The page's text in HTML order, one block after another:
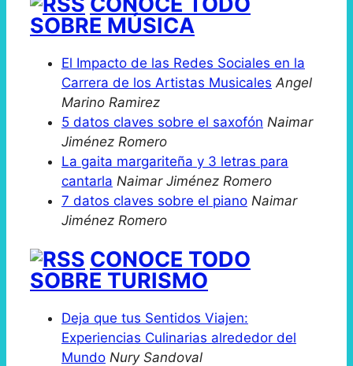
SOBRE MÚSICA
El Impacto de las Redes Sociales en la
Carrera de los Artistas Musicales Angel
Marino Ramirez
5 datos claves sobre el saxofón Naimar
Jiménez Romero
La gaita margariteña y 3 letras para
cantarla Naimar Jiménez Romero
7 datos claves sobre el piano Naimar
Jiménez Romero
CONOCE TODO
SOBRE TURISMO
Deja que tus Sentidos Viajen:
Experiencias Culinarias alrededor del
Mundo Nury Sandoval